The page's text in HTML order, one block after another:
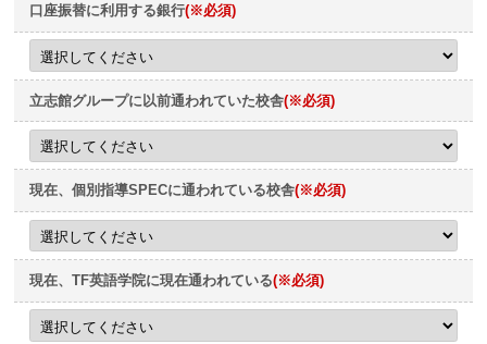
口座振替に利用する銀行(※必須)
立志館グループに以前通われていた校舎(※必須)
現在、個別指導SPECに通われている校舎(※必須)
現在、TF英語学院に現在通われている(※必須)